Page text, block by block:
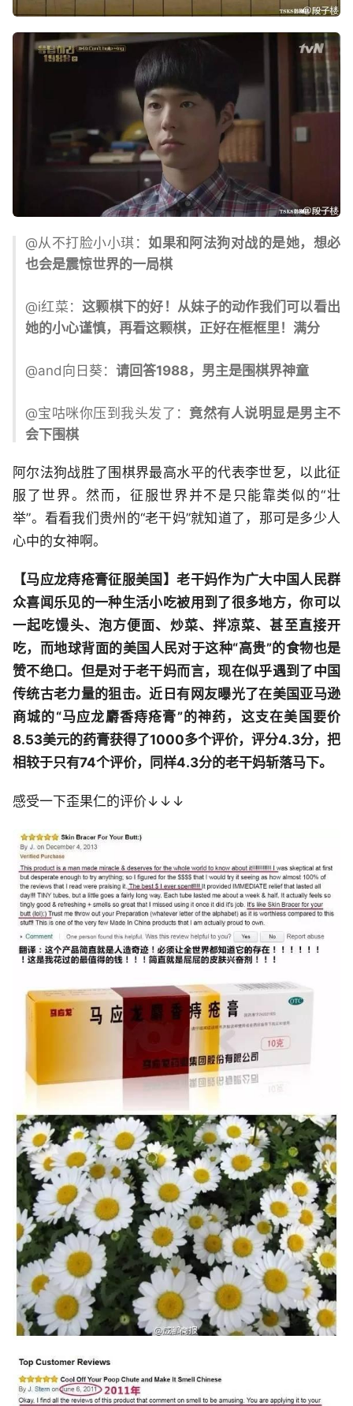
@从不打脸小小琪：如果和阿法狗对战的是她，想必
也会是震惊世界的一局棋
@i红菜：这颗棋下的好！从妹子的动作我们可以看出
她的小心谨慎，再看这颗棋，正好在框框里！满分
@and向日葵： 请回答1988，男主是围棋界神童
@宝咕咪你压到我头发了：竟然有人说明显是男主不
会下围棋
阿尔法狗战胜了围棋界最高水平的代表李世乭，以此征
服了世界。然而，征服世界并不是只能靠类似的“壮
举”。看看我们贵州的“老干妈”就知道了，那可是多少人
心中的女神啊。
【马应龙痔疮膏征服美国】老干妈作为广大中国人民群
众喜闻乐见的一种生活小吃被用到了很多地方，你可以
一起吃馒头、泡方便面、炒菜、拌凉菜、甚至直接开
吃，而地球背面的美国人民对于这种“高贵”的食物也是
赞不绝口。但是对于老干妈而言，现在似乎遇到了中国
传统古老力量的狙击。近日有网友曝光了在美国亚马逊
商城的“马应龙麝香痔疮膏”的神药，这支在美国要价
8.53美元的药膏获得了1000多个评价，评分4.3分，把
相较于只有74个评价，同样4.3分的老干妈斩落马下。
感受一下歪果仁的评价↓↓↓